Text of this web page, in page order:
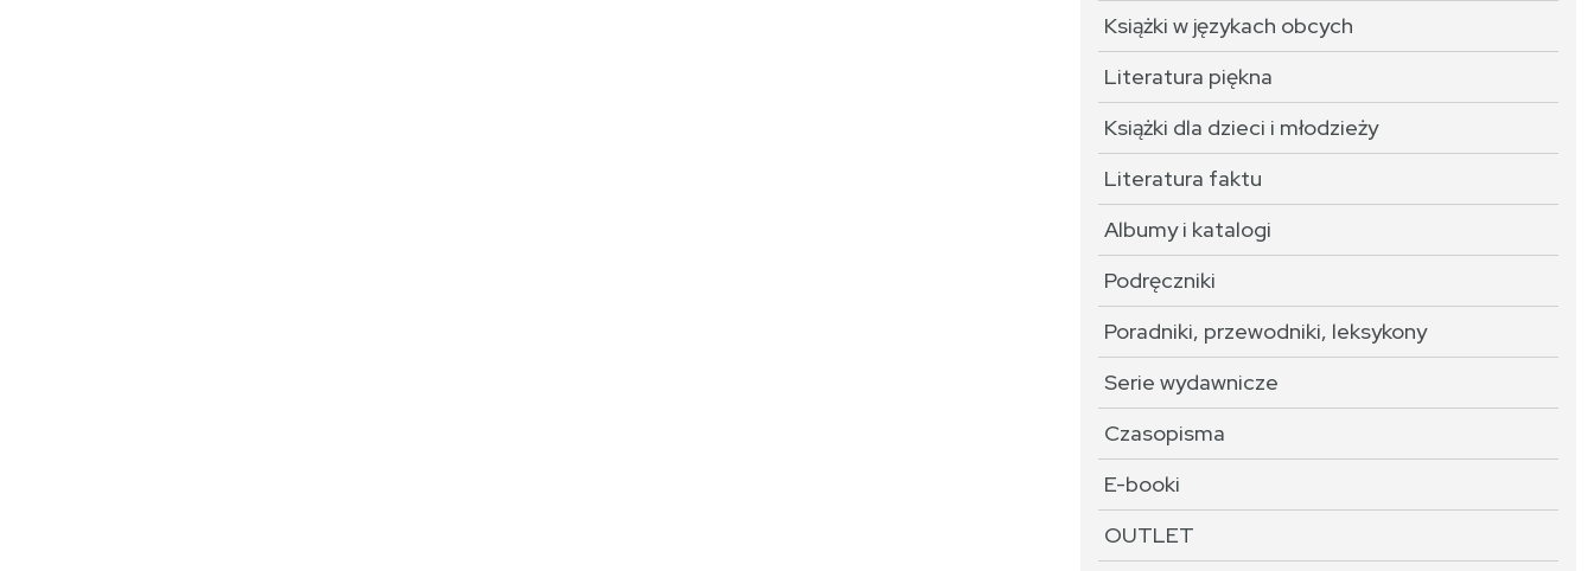
Książki w językach obcych
Literatura piękna
Książki dla dzieci i młodzieży
Literatura faktu
Albumy i katalogi
Podręczniki
Poradniki, przewodniki, leksykony
Serie wydawnicze
Czasopisma
E-booki
OUTLET